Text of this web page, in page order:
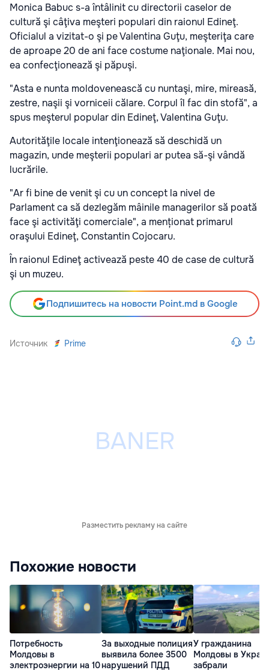
Monica Babuc s-a întâlinit cu directorii caselor de
cultură şi câţiva meşteri populari din raionul Edineţ.
Oficialul a vizitat-o şi pe Valentina Guţu, meşteriţa care
de aproape 20 de ani face costume naţionale. Mai nou,
ea confecţionează şi păpuşi.
"Asta e nunta moldovenească cu nuntaşi, mire, mireasă,
zestre, naşii şi vorniceii călare. Corpul îl fac din stofă", a
spus meşterul popular din Edineţ, Valentina Guţu.
Autorităţile locale intenţionează să deschidă un
magazin, unde meşterii populari ar putea să-şi vândă
lucrările.
"Ar fi bine de venit şi cu un concept la nivel de
Parlament ca să dezlegăm mâinile managerilor să poată
face şi activităţi comerciale", a menționat primarul
oraşului Edineţ, Constantin Cojocaru.
În raionul Edineţ activează peste 40 de case de cultură
şi un muzeu.
Подпишитесь на новости Point.md в Google
Источник Prime
Разместить рекламу на сайте
Похожие новости
Потребность
Молдовы в
электроэнергии на 10
За выходные полиция
выявила более 3500
нарушений ПДД
У гражданина
Молдовы в
забрали